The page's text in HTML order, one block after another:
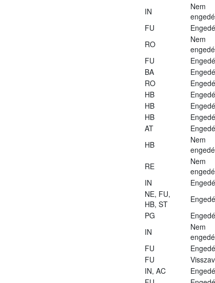
IN
Nem
FU
RO
Nem
FU
BA
RO
HB
HB
HB
AT
HB
Nem
RE
Nem
IN
NE, FU,
HB, ST
PG
IN
Nem
FU
FU
IN, AC